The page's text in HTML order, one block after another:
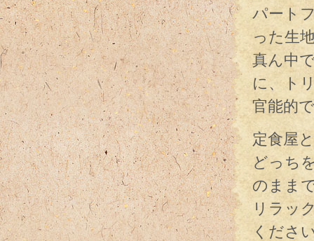
パート
った生
真ん中
に、ト
官能的
定食屋
どっち
のまま
リラッ
くださ